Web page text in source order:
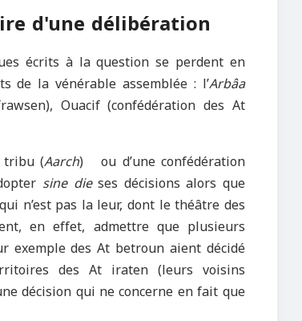
d'une délibération
écrits à la question se perdent en
la vénérable assemblée : l’Arbâa
Ouacif (confédération des At
tribu (Aarch) ou d’une confédération
sine dieses décisions alors que
n’est pas la leur, dont le théâtre des
en effet, admettre que plusieurs
exemple des At betroun aient décidé
des At iraten (leurs voisins
décision qui ne concerne en fait que